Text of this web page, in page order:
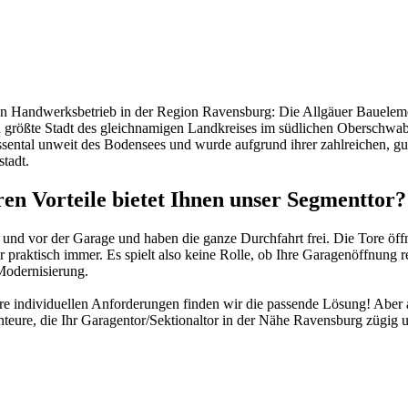
in der Region Ravensburg: Die Allgäuer
Stadt des gleichnamigen Landkreises im südlichen
unweit des Bodensees und wurde aufgrund ihrer zahlreichen,
Vorteile bietet Ihnen unser Segmenttor?
vor der Garage und haben die ganze Durchfahrt frei. Die Tore
immer. Es spielt also keine Rolle, ob Ihre Garagenöffnung
individuellen Anforderungen finden wir die passende Lösung!
die Ihr Garagentor/Sektionaltor in der Nähe Ravensburg zügig